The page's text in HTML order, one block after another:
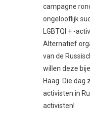
campagne
ongelooflijk
LGBTQI + -
Alternatief
van de
willen deze
Haag. Die
activisten in
activisten!